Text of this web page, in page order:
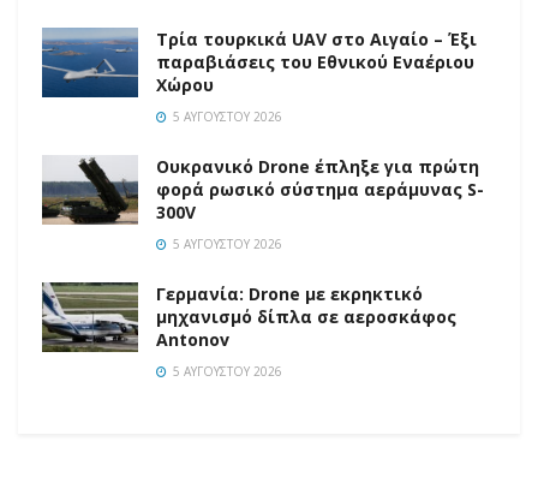
Τρία τουρκικά UAV στο Αιγαίο – Έξι
παραβιάσεις του Εθνικού Εναέριου
Χώρου
5 ΑΥΓΟΎΣΤΟΥ 2026
Ουκρανικό Drone έπληξε για πρώτη
φορά ρωσικό σύστημα αεράμυνας S-
300V
5 ΑΥΓΟΎΣΤΟΥ 2026
Γερμανία: Drone με εκρηκτικό
μηχανισμό δίπλα σε αεροσκάφος
Antonov
5 ΑΥΓΟΎΣΤΟΥ 2026